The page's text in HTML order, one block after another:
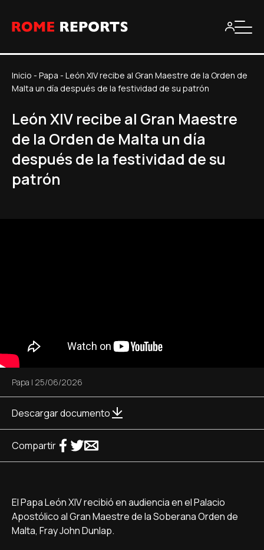
Inicio - Papa - León XIV recibe al Gran Maestre de la Orden de
Malta un día después de la festividad de su patrón
León XIV recibe al Gran Maestre
de la Orden de Malta un día
después de la festividad de su
patrón
Papa | 25/06/2026
Descargar documento
Compartir
El Papa León XIV recibió en audiencia en el Palacio
Apostólico al Gran Maestre de la Soberana Orden de
Malta, Fray John Dunlap.